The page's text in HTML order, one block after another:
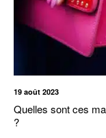
19 août 2023
Quelles sont ces
?